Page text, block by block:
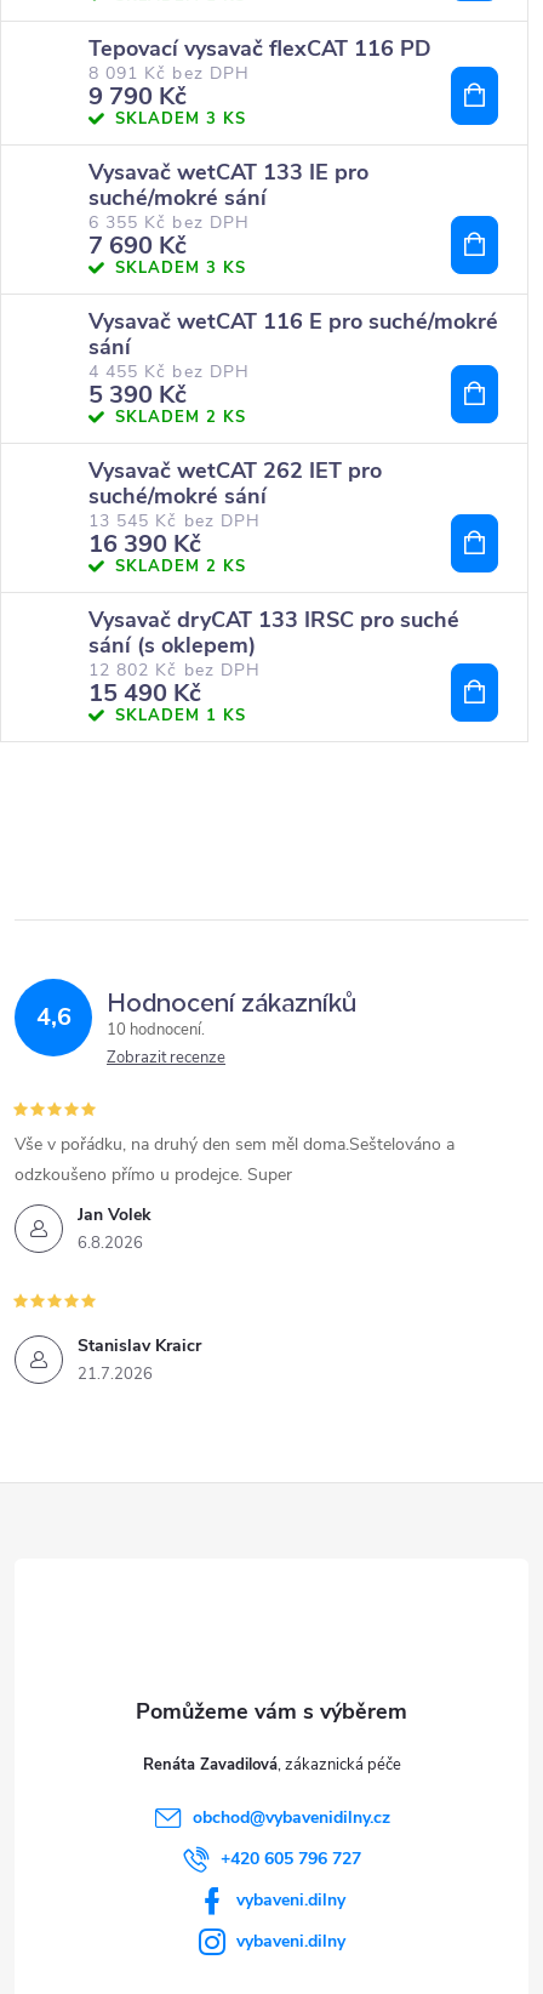
Tepovací vysavač flexCAT 116 PD
8 091 Kč bez DPH
9 790 Kč
SKLADEM 3 KS
Vysavač wetCAT 133 IE pro
suché/mokré sání
6 355 Kč bez DPH
7 690 Kč
SKLADEM 3 KS
Vysavač wetCAT 116 E pro suché/mokré
sání
4 455 Kč bez DPH
5 390 Kč
SKLADEM 2 KS
Vysavač wetCAT 262 IET pro
suché/mokré sání
13 545 Kč bez DPH
16 390 Kč
SKLADEM 2 KS
Vysavač dryCAT 133 IRSC pro suché
sání (s oklepem)
12 802 Kč bez DPH
15 490 Kč
SKLADEM 1 KS
4,6 Hodnocení zákazníků
10 hodnocení
Zobrazit recenze
Jan Volek
6.8.2026
Vše v pořádku, na druhý den sem měl doma.Seštelováno a
odzkoušeno přímo u prodejce. Super
Stanislav Kraicr
21.7.2026
Renáta Zavadilová
obchod@vybavenidilny.cz
+420 605 796 727
vybaveni.dilny
vybaveni.dilny